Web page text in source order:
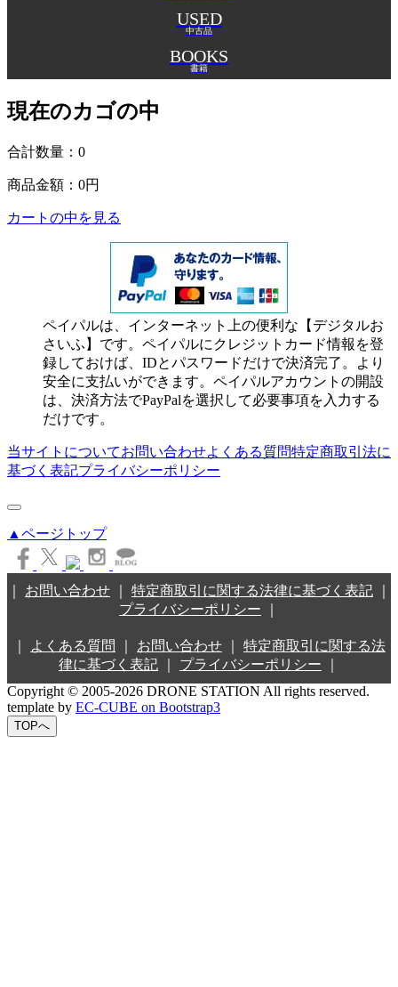
USED
中古品
BOOKS
書籍
現在のカゴの中
合計数量： 0
商品金額： 0円
カートの中を見る
ペイパルは、インターネット上の便利な【デジタルお
さいふ】です。ペイパルにクレジットカード情報を登
録しておけば、IDとパスワードだけで決済完了。より
安全に支払いができます。ペイパルアカウントの開設
は、決済方法でPayPalを選択して必要事項を入力する
だけです。
当サイトについてお問い合わせよくある質問特定商取引法に
基づく表記プライバシーポリシー
▲ページトップ
お問い合わせ 特定商取引に関する法律に基づく表記
プライバシーポリシー
よくある質問 お問い合わせ
特定商取引に関する法
律に基づく表記
プライバシーポリシー
Copyright © 2005-2026 DRONE STATION All rights reserved.
template by EC-CUBE on Bootstrap3
TOPへ